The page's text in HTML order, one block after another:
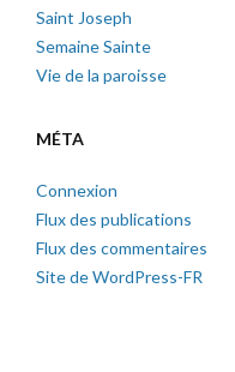
Saint Joseph
Semaine Sainte
Vie de la paroisse
MÉTA
Connexion
Flux des publications
Flux des commentaires
Site de WordPress-FR